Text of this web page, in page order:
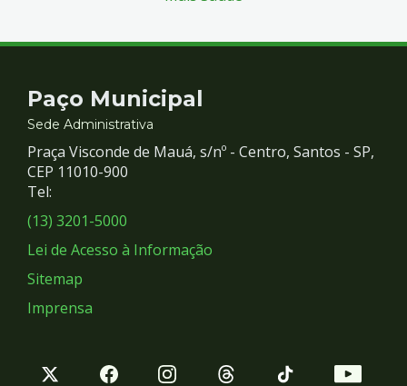
Contato
e
Redes
Sociais
Paço Municipal
Sede Administrativa
Praça Visconde de Mauá, s/nº - Centro, Santos - SP,
CEP 11010-900
Tel:
(13) 3201-5000
Lei de Acesso à Informação
Sitemap
Imprensa